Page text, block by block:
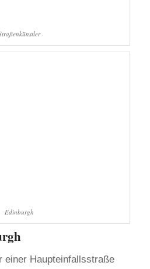
Edinburgh
einer Haupteinfallsstraße